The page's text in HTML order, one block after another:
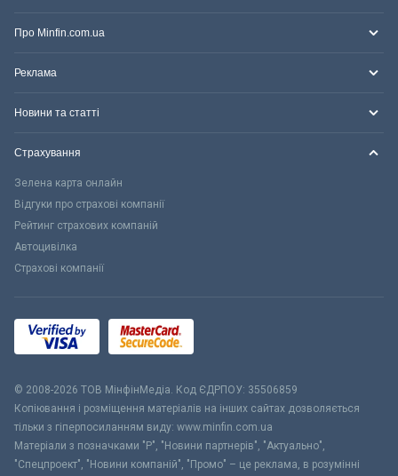
Про Minfin.com.ua
Реклама
Новини та статті
Страхування
Зелена карта онлайн
Відгуки про страхові компанії
Рейтинг страхових компаній
Автоцивілка
Страхові компанії
© 2008-2026 ТОВ МiнфiнМедiа. Код ЄДРПОУ: 35506859
Копіювання і розміщення матеріалів на інших сайтах дозволяється
тільки з гіперпосиланням виду: www.minfin.com.ua
Матеріали з позначками "Р", "Новини партнерів", "Актуально",
"Спецпроект", "Новини компаній", "Промо" – це реклама, в розумінні